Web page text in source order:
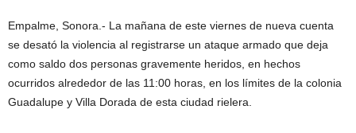
Empalme, Sonora.- La mañana de este viernes de nueva cuenta
se desató la violencia al registrarse un ataque armado que deja
como saldo dos personas gravemente heridos, en hechos
ocurridos alrededor de las 11:00 horas, en los límites de la colonia
Guadalupe y Villa Dorada de esta ciudad rielera.